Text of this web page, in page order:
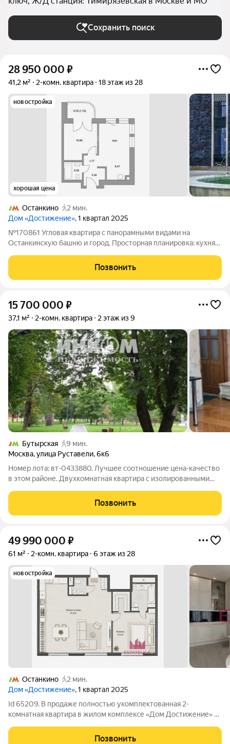
Сохранить поиск
28 950 000 ₽
41,2 м² 2-комн. квартира 18 этаж из 28
новостройка
хорошая цена
Останкино
2 мин.
Дом «Достижение», 1 квартал 2025
№170861 Угловая квартира с панорамными видами на
Останкинскую башню и город. Просторная планировка: кухня-
комната, прихожая. Высокие потолки (3,15 м) и большие окна
на две стороны создают
Позвонить
15 700 000 ₽
37,1 м² 2-комн. квартира 2 этаж из 9
Бутырская
9 мин.
Москва,улица Руставели,6к6
Номер лота: вт-0433880. Лучшее соотношение цена-качество
в этом районе. Двухкомнатная квартира с изолированными
проживанию. Развитая инфраструктура, рядом есть все для
спокойной комфортной жизни:
Позвонить
49 990 000 ₽
61 м² 2-комн. квартира 6 этаж из 28
новостройка
Останкино
2 мин.
Дом «Достижение», 1 квартал 2025
Id 65209. В продаже полностью укомплектованная 2-
комнатная квартира в жилом комплексе «Дом Достижение» от
Позвонить